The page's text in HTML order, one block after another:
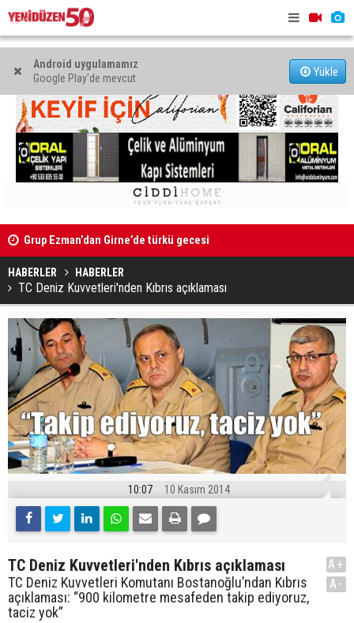
Android uygulamamız
Google Play'de mevcut
Yükle
Kıbrıs’ın güneyinde yıllık enflasyon temmuzda yüzde 2,9
oldu
HABERLER HABERLER
TC Deniz Kuvvetleri'nden Kıbrıs açıklaması
10:07 10 Kasım 2014
TC Deniz Kuvvetleri'nden Kıbrıs açıklaması
TC Deniz Kuvvetleri Komutanı Bostanoğlu’ndan Kıbrıs
açıklaması: “900 kilometre mesafeden takip ediyoruz,
taciz yok”
A+
A-